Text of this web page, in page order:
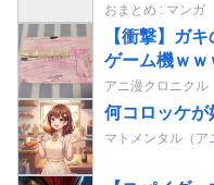
おまとめ : マンガ
【衝撃】ガ
ゲーム機ｗｗ
アニ漫クロニクル
何コロッケが
マトメンタル（ア